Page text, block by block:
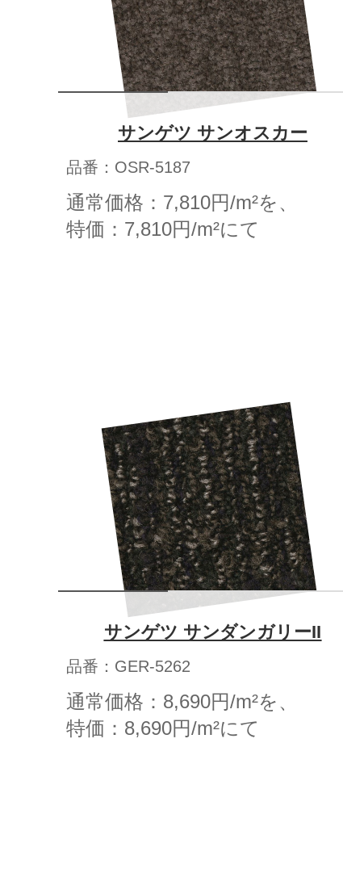
サンゲツ サンオスカー
品番：OSR-5187
通常価格：7,810円/m²を、
特価：7,810円/m²にて
サンゲツ サンダンガリーII
品番：GER-5262
通常価格：8,690円/m²を、
特価：8,690円/m²にて